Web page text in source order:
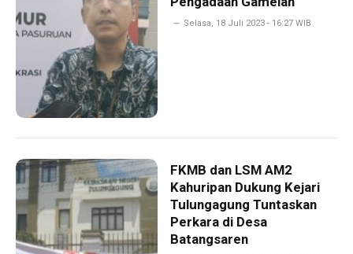
Selasa, 18 Juli 2023 - 16:27 WIB
FKMB dan LSM AM2
Kahuripan Dukung Kejari
Tulungagung Tuntaskan
Perkara di Desa
Batangsaren